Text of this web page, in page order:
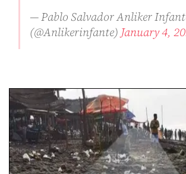
— Pablo Salvador Anliker
(@Anlikerinfante) January 4,